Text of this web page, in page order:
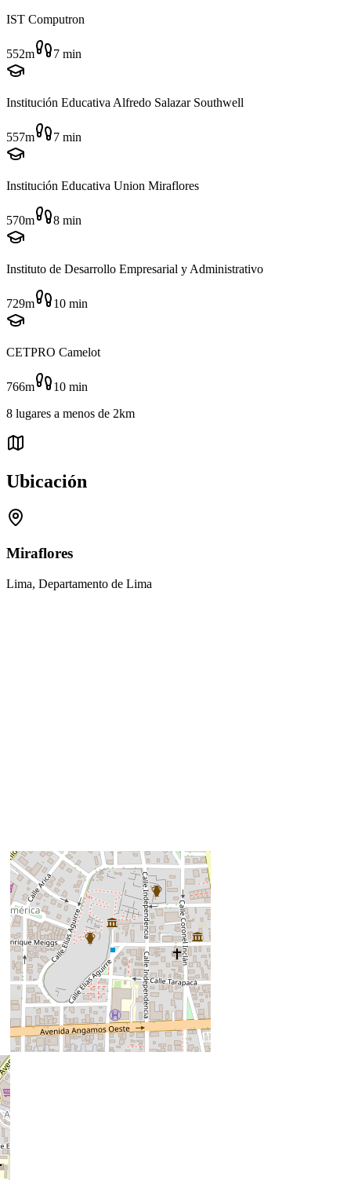
IST Computron
552m 7 min
Institución Educativa Alfredo Salazar Southwell
557m 7 min
Institución Educativa Union Miraflores
570m 8 min
Instituto de Desarrollo Empresarial y Administrativo
729m 10 min
CETPRO Camelot
766m 10 min
8 lugares a menos de 2km
Ubicación
Miraflores
Lima, Departamento de Lima